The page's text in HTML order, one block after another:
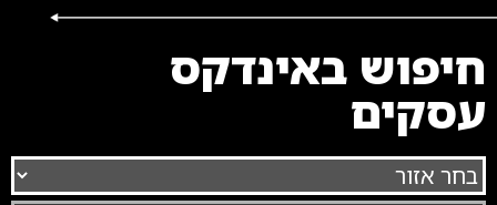
חיפוש באינדקס
עסקים